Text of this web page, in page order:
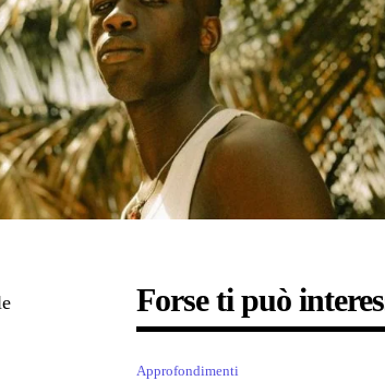
Forse ti può
Approfondimenti